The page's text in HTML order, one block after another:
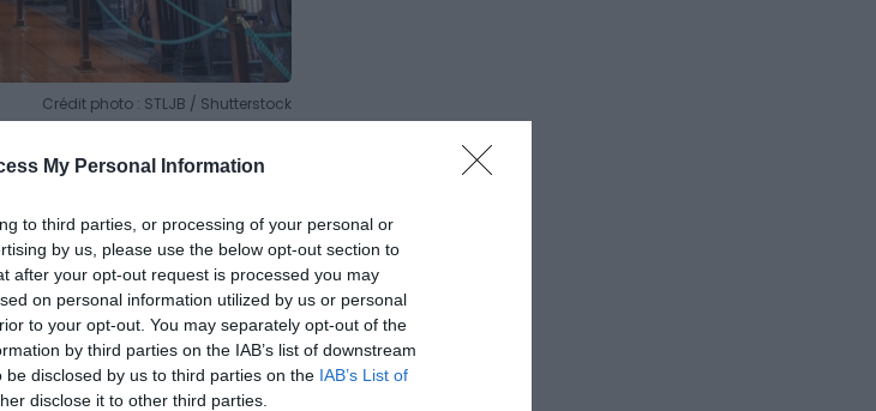
My Personal Information
to third parties, or processing of your personal or
by us, please use the below opt-out section to
after your opt-out request is processed you may
on personal information utilized by us or personal
to your opt-out. You may separately opt-out of the
by third parties on the IAB’s list of downstream
disclosed by us to third parties on the IAB’s List of
disclose it to other third parties.
Crédit photo : STLJB / Shutterstock
abrite le célèbre Livre de
d’Europe.
Élisabeth I. Il s’agit de la plus
visite guidée avec un
anciens étudiants. Si vous
enluminé du IXe siècle